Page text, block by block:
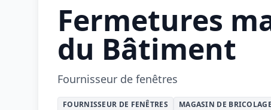
Fermetures
du Bâtiment
Fournisseur de fenêtres
FOURNISSEUR DE FENÊTRES
MAGASIN DE BRICOLAGE